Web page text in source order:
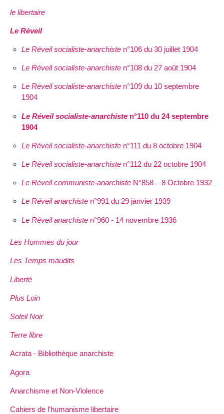
le libertaire
Le Réveil
Le Réveil socialiste-anarchisten°106 du 30 juillet 1904
Le Réveil socialiste-anarchisten°108 du 27 août 1904
Le Réveil socialiste-anarchisten°109 du 10 septembre
1904
Le Réveil socialiste-anarchisten°110 du 24 septembre
1904
Le Réveil socialiste-anarchisten°111 du 8 octobre 1904
Le Réveil socialiste-anarchisten°112 du 22 octobre 1904
Le Réveil communiste-anarchisteN°858 – 8 Octobre 1932
Le Réveil anarchisten°991 du 29 janvier 1939
Le Réveil anarchisten°960 - 14 novembre 1936
Les Hommes du jour
Les Temps maudits
Liberté
Plus Loin
Soleil Noir
Terre libre
Acrata - Bibliothèque anarchiste
Agora
Anarchisme et Non-Violence
Cahiers de l’humanisme libertaire